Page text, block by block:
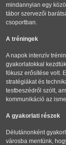
mindannyian egy
tábor szervezői
csoportban.
A tréningek
A napok intenzív
gyakorlatokkal
fókusz erősítése volt.
stratégiákat és
testbeszédről szólt,
kommunikáció az
A gyakorlati részek
Délutánonként
városba mentünk,